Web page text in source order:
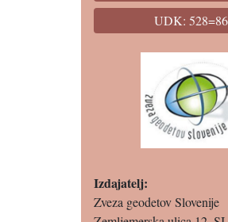
UDK:
Izdajatelj:
Zveza geodetov Slovenije